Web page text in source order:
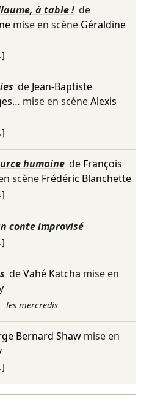
à table ! de
mise en scène Géraldine
de Jean-Baptiste
… mise en scèneAlexis
humaine de François
scène Frédéric Blanchette
conte improvisé
deVahé Katcha mise en
les mercredis
Bernard Shawmise en